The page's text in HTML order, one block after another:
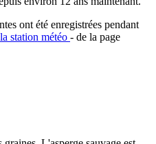
ont été enregistrées pendant
station météo - de la page